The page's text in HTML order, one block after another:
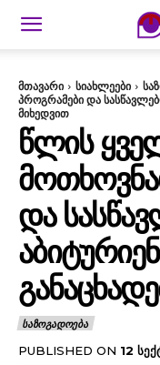
მთავარი სიახლეები
პროგრამები და
მიხედვით
ᲬᲚᲘᲡ
ᲓᲐ
ᲡᲐᲖᲝᲒᲐᲓᲝᲔᲑᲐ
PUBLISHED ON 12